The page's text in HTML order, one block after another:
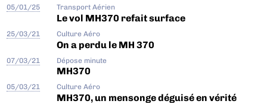
05/01/25 Transport Aérien
Le vol MH370 refait surface
25/03/21 Culture Aéro
On a perdu le MH 370
07/03/21 Dépose minute
MH370
05/03/21 Culture Aéro
MH370, un mensonge déguisé en vérité